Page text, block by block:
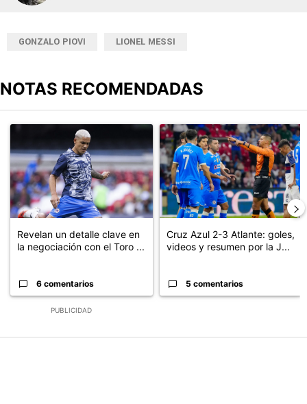
GONZALO PIOVI LIONEL MESSI
NOTAS RECOMENDADAS
PUBLICIDAD
Un artículo de tendencia con el título "Revelan un detalle clave
Revelan un detalle clave en
la negociación con el Toro ...
6 comentarios
Un artículo de tendencia con el
Cruz Azul 2-3 Atlante: goles,
videos y resumen por la J...
5 comentarios